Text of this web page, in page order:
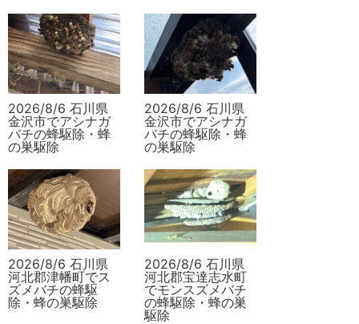
2026/8/6 石川県
金沢市でアシナガ
バチの蜂駆除・蜂
の巣駆除
2026/8/6 石川県
金沢市でアシナガ
バチの蜂駆除・蜂
の巣駆除
2026/8/6 石川県
河北郡津幡町でス
ズメバチの蜂駆
除・蜂の巣駆除
2026/8/6 石川県
河北郡宝達志水町
でモンスズメバチ
の蜂駆除・蜂の巣
駆除